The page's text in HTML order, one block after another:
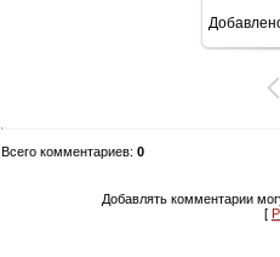
Всего комментариев: 0
Добавлять комментарии
[